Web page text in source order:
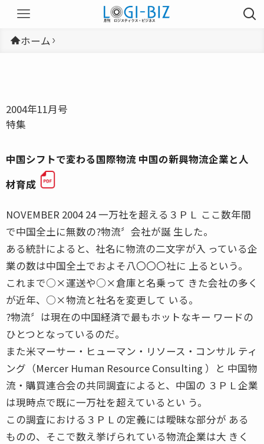
ホーム
2004年11月号
特集
中国シフトで変わる国際物流 中国の新興物流企業と人
材育成
NOVEMBER 2004 24 一万社を超える３ＰＬ ここ数年間
で中国全土に無数の?物流〞会社が誕 生した。
ある統計によると、社名に物流の二文字が入 っている企
業の数は中国全土でおよそ八〇〇〇社に 上るという。
これまで○×運送や○×倉庫と名乗って きた会社の多く
が近年、○×物流と社名を変更して いる。
?物流〞は現在の中国経済で最もホットなキー ワードの
ひとつとなっているのだ。
また米マーサー・ヒューマン・リソース・コンサル ティ
ング（Mercer Human Resource Consulting ）と 中国物
流・購買連合会の共同調査によると、中国の ３ＰＬ企業
は現時点で既に一万社を超えているとい う。
この調査における３ＰＬの定義には曖昧な部分が ある
ものの、そこで数え挙げられている物流企業は大 きく